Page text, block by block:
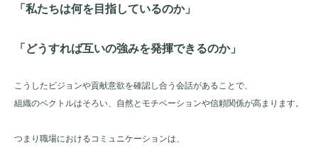
「私たちは何を目指しているのか」
「どうすれば互いの強みを発揮できるのか」
こうしたビジョンや貢献意欲を確認し合う会話があることで、
組織のベクトルはそろい、自然とモチベーションや信頼関係が高まります。
つまり職場におけるコミュニケーションは、